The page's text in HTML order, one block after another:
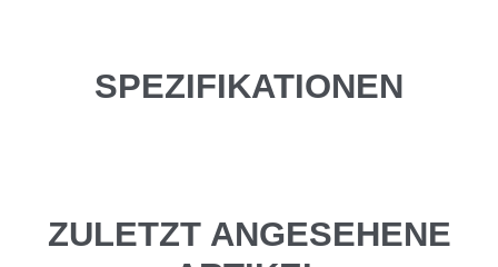
SPEZIFIKATIONEN
ZULETZT ANGESEHENE